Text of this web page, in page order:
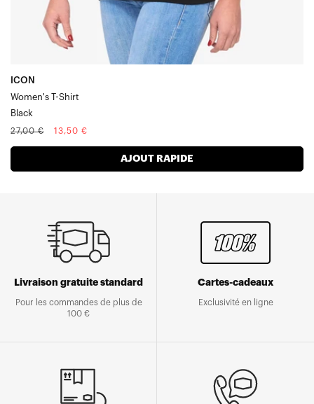
ICON
Women's T-Shirt
Black
Prix
27,00 €
Prix
13,50 €
AJOUT RAPIDE
Livraison gratuite standard
Pour les commandes de plus de
100 €
Cartes-cadeaux
Exclusivité en ligne